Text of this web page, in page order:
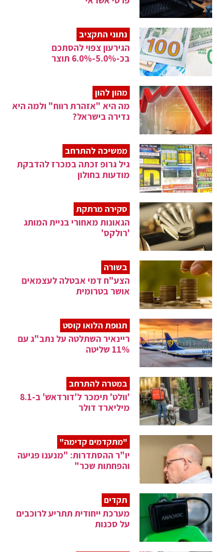
נתוני התקציב
הגירעון צפוי להסתכם
בכ-5.0%-6.0% תוצר
מהון להון
מה היא "אזהרת רווח" ולמה היא
נדירה בישראל?
ממשיכה להתרחב
גיל גרופ זכתה במכרז להדבקת
מודעות בחולון
סקירה מרתקת
הגאונות מאחורי בניית המותג
'רולקס'
בשורה
הצע"ח דמי אבטלה לעצמאים
אושר בטרומית
תנופת הלואו קוסט
ריינאיר השתלטה על נתב"ג עם
11% שליטה
במטרה להתרחב
'וולט' תימכר ל'דורדאש' ב-8.1
מיליארד דולר
"מתקדמים קדימה"
יו"ר ההסתדרות: "מנענו פגיעה
והפחתות שכר"
תקדים
מערכת ייחודית תתריע לרוכבים
על סכנות